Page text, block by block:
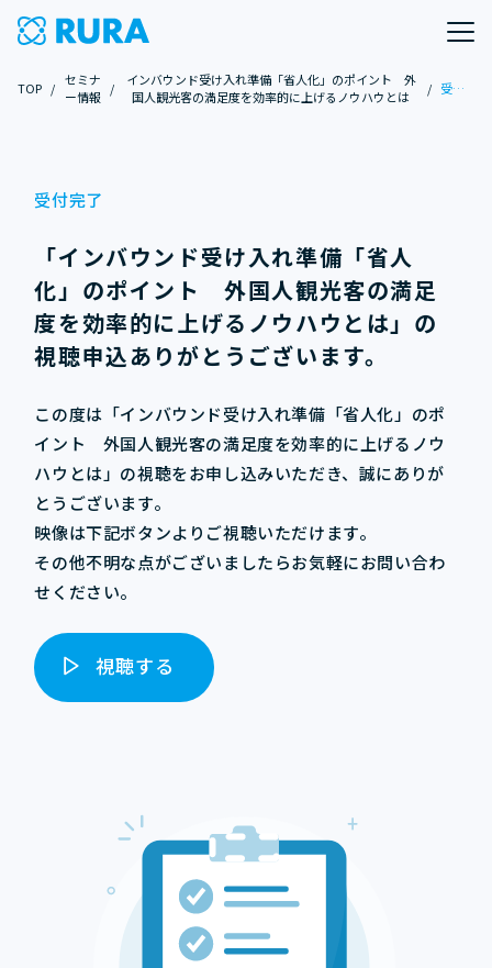
TOP / セミナ
ー情報 /
インバウンド受け入れ準備「省人化」のポイント 外
国人観光客の満足度を効率的に上げるノウハウとは
/ 受付完了
受付完了
「インバウンド受け入れ準備「省人
化」のポイント 外国人観光客の満足
度を効率的に上げるノウハウとは」の
視聴申込ありがとうございます。
この度は「インバウンド受け入れ準備「省人化」のポ
イント 外国人観光客の満足度を効率的に上げるノウ
ハウとは 」の視聴をお申し込みいただき、誠にありが
とうございます。
映像は下記ボタンよりご視聴いただけます。
その他不明な点がございましたらお気軽にお問い合わ
せください。
視聴する